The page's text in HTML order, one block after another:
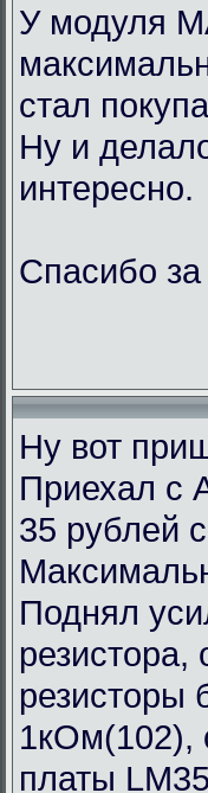
У модуля
стал
Ну и
интересно.
Спасибо за
Ну вот
Приехал с
35 рублей
Поднял
резисторы
1кОм(102),
платы